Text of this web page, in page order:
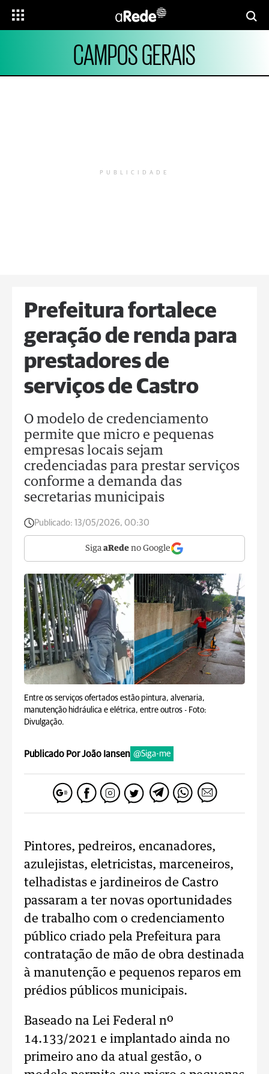
CAMPOS GERAIS
PUBLICIDADE
Prefeitura fortalece
geração de renda para
prestadores de
serviços de Castro
O modelo de credenciamento
permite que micro e pequenas
empresas locais sejam
credenciadas para prestar serviços
conforme a demanda das
secretarias municipais
Publicado: 13/05/2026, 00:30
Siga aRede no Google
Entre os serviços ofertados estão pintura, alvenaria,
manutenção hidráulica e elétrica, entre outros - Foto:
Divulgação.
Publicado Por João Iansen @Siga-me
Pintores, pedreiros, encanadores,
azulejistas, eletricistas, marceneiros,
telhadistas e jardineiros de Castro
passaram a ter novas oportunidades
de trabalho com o credenciamento
público criado pela Prefeitura para
contratação de mão de obra destinada
à manutenção e pequenos reparos em
prédios públicos municipais.
Baseado na Lei Federal nº
14.133/2021 e implantado ainda no
primeiro ano da atual gestão, o